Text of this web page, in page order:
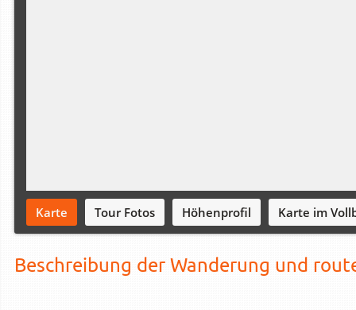
Karte Tour Fotos Höhenprofil Karte im
Beschreibung der Wanderung und